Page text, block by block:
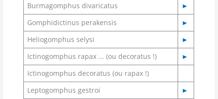
Burmagomphus divaricatus
►
Gomphidictinus perakensis
►
Heliogomphus selysi
►
Ictinogomphus rapax ... (ou decoratus !)
►
Ictinogomphus decoratus (ou rapax !)
Leptogomphus gestroi
►